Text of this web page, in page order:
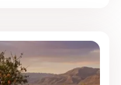
וכן במגוון גלעיניים
עש המשמש לאחד
במטעים גלעיניים. על